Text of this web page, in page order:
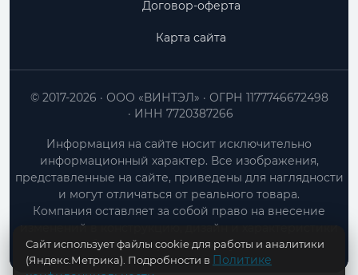
Договор-оферта
Карта сайта
ООО «ВИНТЭЛ»
ОГРН 1177746672498
ИНН 7720387266
© 2017-2026
Информация на сайте носит исключительно
информационный характер. Все изображения,
представленные на сайте, приведены для наглядности
и могут отличаться от реального товара.
Компания оставляет за собой право на внесение
изменений в конструкцию, дизайн и характеристики
товара без предварительного уведомления.
Сайт использует файлы cookie для работы и аналитики
(Яндекс.Метрика). Подробности в Политике